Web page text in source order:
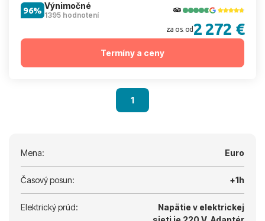
Výnimočné
1395 hodnotení
96%
za os. od2 272 €
Termíny a ceny
1
Mena: Euro
Časový posun: +1h
Elektrický prúd:
Napätie v elektrickej